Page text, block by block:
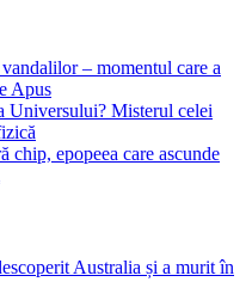
– momentul care a
Apus
Universului? Misterul celei
chip, epopeea care ascunde
Australia și a murit în